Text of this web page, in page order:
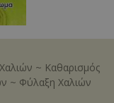
~ Καθαρισμός
~ Φύλαξη Χαλιών